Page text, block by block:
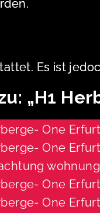
Es ist
„H1
One Erfurt
One Erfurt
One Erfurt
One Erfurt